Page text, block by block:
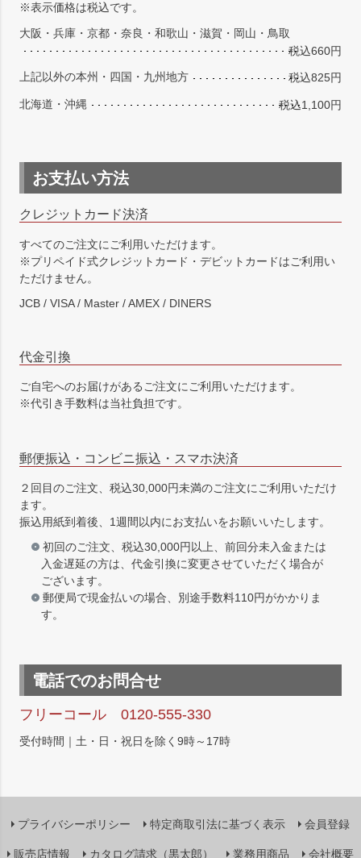
※表示価格は税込です。
大阪・兵庫・京都・奈良・和歌山・滋賀・岡山・鳥取
税込660円
上記以外の本州・四国・九州地方 税込825円
北海道・沖縄 税込1,100円
お支払い方法
クレジットカード決済
すべてのご注文にご利用いただけます。
※プリペイド式クレジットカード・デビットカードはご利用い
ただけません。
JCB / VISA / Master / AMEX / DINERS
代金引換
ご自宅へのお届けがあるご注文にご利用いただけます。
※代引き手数料は当社負担です。
郵便振込・コンビニ振込・スマホ決済
２回目のご注文、税込30,000円未満のご注文にご利用いただけ
ます。
振込用紙到着後、1週間以内にお支払いをお願いいたします。
初回のご注文、税込30,000円以上、前回分未入金または
入金遅延の方は、代金引換に変更させていただく場合が
ございます。
郵便局で現金払いの場合、別途手数料110円がかかりま
す。
電話でのお問合せ
フリーコール 0120-555-330
受付時間｜土・日・祝日を除く9時～17時
プライバシーポリシー 特定商取引法に基づく表示 会員登録
販売店情報 カタログ請求（黒太郎） 業務用商品 会社概要